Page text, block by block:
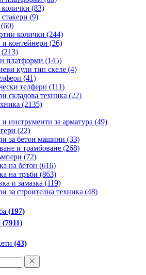
(83)
(9)
(60)
колички (244)
контейнери (26)
(213)
платформи (145)
кули тип скеле (4)
(41)
телфери (111)
складова техника (22)
(2135)
инструменти за арматура (49)
(22)
за бетон машини (33)
и трамбоване (268)
(72)
на бетон (616)
на тръби (863)
и замазка (119)
за строителна техника (48)
(197)
(7911)
(43)